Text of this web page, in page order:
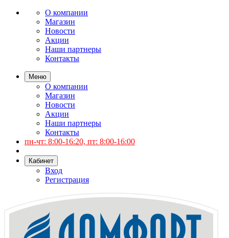
О компании
Магазин
Новости
Акции
Наши партнеры
Контакты
Меню
О компании
Магазин
Новости
Акции
Наши партнеры
Контакты
пн-чт: 8:00-16:20, пт: 8:00-16:00
Кабинет
Вход
Регистрация